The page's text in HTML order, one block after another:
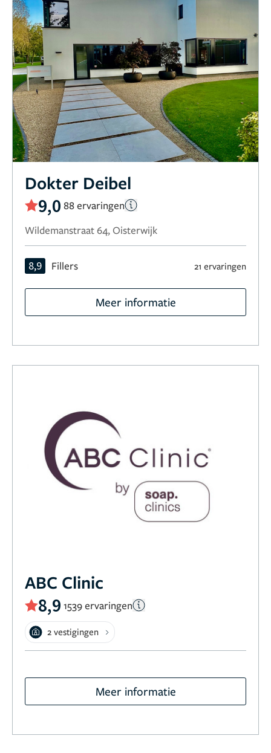
Dokter Deibel
9,0 88 ervaringen
Wildemanstraat 64, Oisterwijk
8,9 Fillers 21 ervaringen
Meer informatie
ABC Clinic
8,9 1539 ervaringen
2 vestigingen
Meer informatie